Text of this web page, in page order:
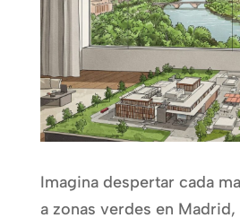
Imagina despertar cada
a zonas verdes en